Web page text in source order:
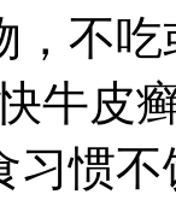
，不
牛皮
习惯